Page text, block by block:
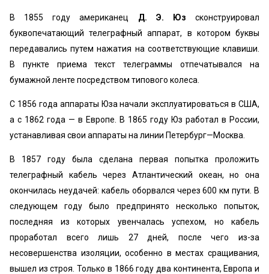
В 1855 году американец Д. Э. Юз сконструировал
буквопечатающий телеграфный аппарат, в котором буквы
передавались путем нажатия на соответствующие клавиши.
В пункте приема текст телеграммы отпечатывался на
бумажной ленте посредством типового колеса.
С 1856 года аппараты Юза начали эксплуатироваться в США,
а с 1862 года — в Европе. В 1865 году Юз работал в России,
устанавливая свои аппараты на линии Петербург—Москва.
В 1857 году была сделана первая попытка проложить
телеграфный кабель через Атлантический океан, но она
окончилась неудачей: кабель оборвался через 600 км пути. В
следующем году было предпринято несколько попыток,
последняя из которых увенчалась успехом, но кабель
проработал всего лишь 27 дней, после чего из-за
несовершенства изоляции, особенно в местах сращивания,
вышел из строя. Только в 1866 году два континента, Европа и